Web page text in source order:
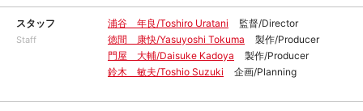
スタッフ
Staff
浦谷 年良/Toshiro Uratani
監督/Director
徳間 康快/Yasuyoshi Tokuma
製作/Producer
門屋 大輔/Daisuke Kadoya
製作/Producer
鈴木 敏夫/Toshio Suzuki
企画/Planning